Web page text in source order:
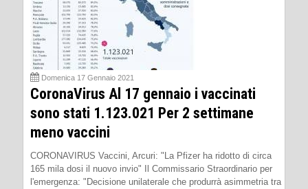
Domenica 17 Gennaio 2021
CoronaVirus Al 17 gennaio i vaccinati
sono stati 1.123.021 Per 2 settimane
meno vaccini
CORONAVIRUS Vaccini, Arcuri: "La Pfizer ha ridotto di circa
165 mila dosi il nuovo invio" Il Commissario Straordinario per
l'emergenza: "Decisione unilaterale che produrrà asimmetria tra